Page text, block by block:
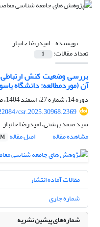
نویسنده =امیدرضا جانباز
تعداد مقالات: 1
بررسی وضعیت کنش
آن (موردمطالعه: دانشگاه
دوره 14، شماره 27، اسفند 1404، صفحه
csr.2025.30968.2369
سید صمد بهشتی، امیدرضا جانباز
مشاهده مقاله
اصل مقاله
مقالات آماده انتشار
شماره جاری
شماره‌های پیشین نشریه